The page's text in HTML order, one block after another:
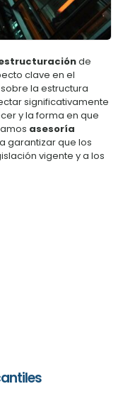
de
clave en el
la estructura
significativamente
y la forma en que
asesoría
garantizar que los
vigente y a los